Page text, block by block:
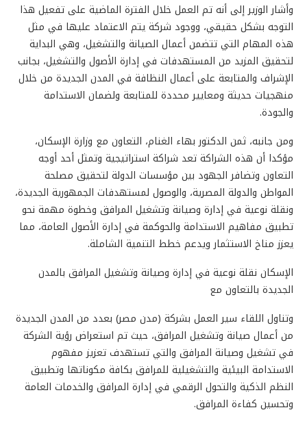
وأشار الوزير إلى أنه تم العمل خلال الفترة الماضية على تفعيل هذا
التوجه بشكل حقيقي، ووجود شركة يتم الاعتماد عليها في مثل
هذه المهام التي تتضمن أعمال الصيانة والتشغيل، وهي البداية
لتحقيق المزيد من المستهدفات في إدارة الأصول والتشغيل، بجانب
الإشراف والمتابعة على أعمال النظافة في المدن الجديدة من خلال
منهجيات حديثة ومعايير محددة للمتابعة ولضمان الاستدامة
والجودة.
ومن جانبه، ثمن الدكتور بهاء الغنام، التعاون مع وزارة الإسكان،
مؤكدا أن هذه الشراكة تعد شراكة استراتيجية وتمثل أحد أوجه
التعاون وتضافر الجهود بين مؤسسات الدولة لتحقيق مصلحة
المواطن والدولة المصرية، والوصول لمستهدفات الجمهورية الجديدة،
ونقلة نوعية في إدارة وصيانة وتشغيل المرافق وخطوة مهمة نحو
تطبيق مفاهيم الاستدامة والحوكمة في إدارة الأصول العامة، مما
يعزز مناخ الاستثمار ويدعم خطط التنمية الشاملة.
الإسكان نقلة نوعية في إدارة وصيانة وتشغيل المرافق بالمدن
الجديدة بالتعاون مع
وتناول اللقاء سير العمل بشركة (مدن مصر) بعدد من المدن الجديدة
من أعمال صيانة وتشغيل المرافق، حيث تم استعراض رؤية الشركة
في تشغيل وصيانة المرافق والتي تستهدف تعزيز مفهوم
الاستدامة البيئية والتشغيلية للمرافق بكافة مكوناتها وتطبيق
النظم الذكية والتحول الرقمي في إدارة المرافق والخدمات العامة
وتحسين كفاءة المرافق.